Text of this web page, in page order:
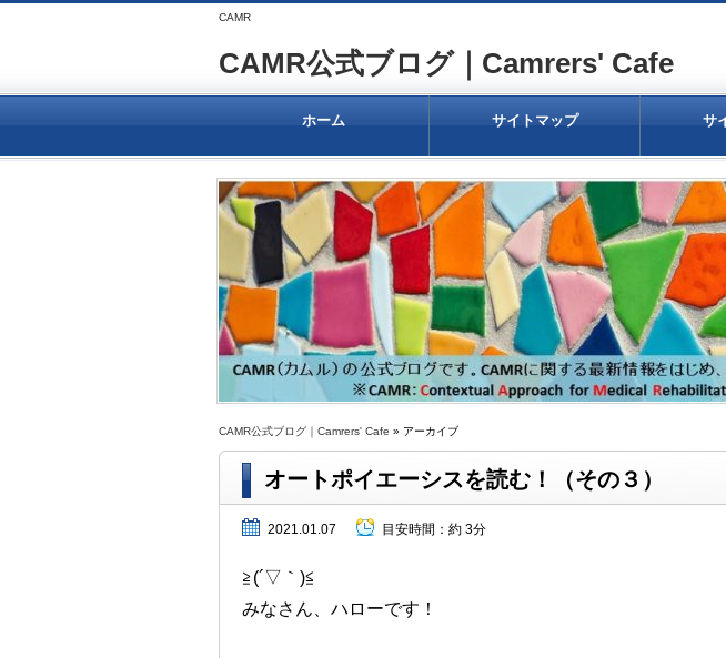
CAMR
CAMR公式ブログ｜Camrers' Cafe
ホーム サイトマップ サ
CAMR公式ブログ｜Camrers' Cafe » アーカイブ
オートポイエーシスを読む！（その３）
2021.01.07 目安時間： 約 3分
≧(´▽｀)≦
みなさん、ハローです！